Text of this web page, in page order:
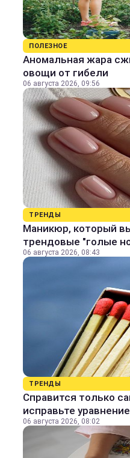
ПОЛЕЗНОЕ
Аномальная жара
овощи от гибели
06 августа 2026, 09:56
ТРЕНДЫ
Маникюр, который
трендовые "голые
06 августа 2026, 08:43
ТРЕНДЫ
Справится только
исправьте
06 августа 2026, 08:02